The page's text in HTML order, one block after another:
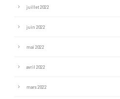
juillet 2022
juin 2022
mai 2022
avril 2022
mars 2022